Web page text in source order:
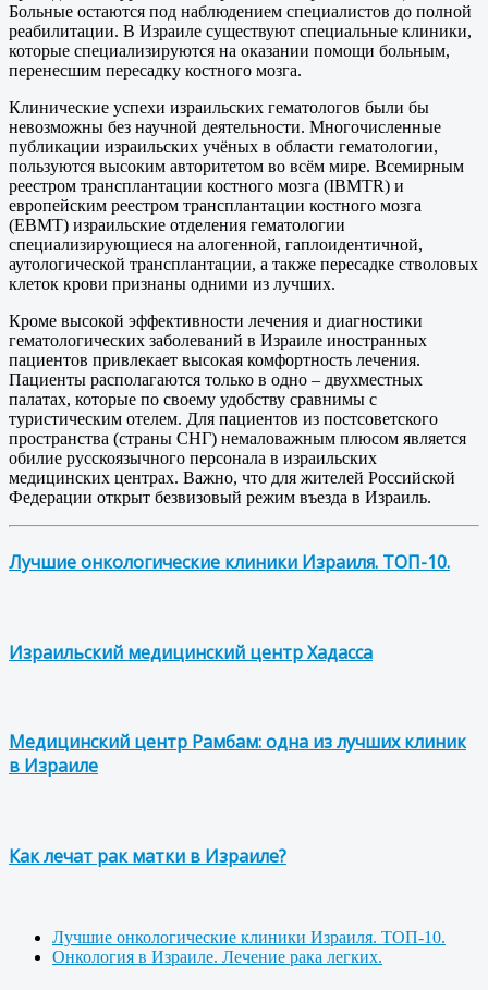
Больные остаются под наблюдением специалистов до полной
реабилитации. В Израиле существуют специальные клиники,
которые специализируются на оказании помощи больным,
перенесшим пересадку костного мозга.
Клинические успехи израильских гематологов были бы
невозможны без научной деятельности. Многочисленные
публикации израильских учёных в области гематологии,
пользуются высоким авторитетом во всём мире. Всемирным
реестром трансплантации костного мозга (IBMTR) и
европейским реестром трансплантации костного мозга
(EBMT) израильские отделения гематологии
специализирующиеся на алогенной, гаплоидентичной,
аутологической трансплантации, а также пересадке стволовых
клеток крови признаны одними из лучших.
Кроме высокой эффективности лечения и диагностики
гематологических заболеваний в Израиле иностранных
пациентов привлекает высокая комфортность лечения.
Пациенты располагаются только в одно – двухместных
палатах, которые по своему удобству сравнимы с
туристическим отелем. Для пациентов из постсоветского
пространства (страны СНГ) немаловажным плюсом является
обилие русскоязычного персонала в израильских
медицинских центрах. Важно, что для жителей Российской
Федерации открыт безвизовый режим въезда в Израиль.
Лучшие онкологические клиники Израиля. ТОП-10.
Израильский медицинский центр Хадасса
Медицинский центр Рамбам: одна из лучших клиник
в Израиле
Как лечат рак матки в Израиле?
Лучшие онкологические клиники Израиля. ТОП-10.
Онкология в Израиле. Лечение рака легких.